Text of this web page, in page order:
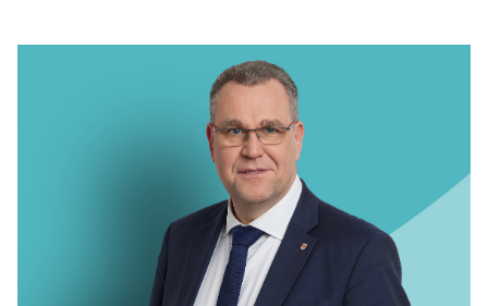
PARTEIGESCHICHTE
PARTEIGERICHT
IM LANDTAG
IN DER LANDESREGIERUNG
IM BUNDESTAG
IM EUROPÄISCHEN PARLAMENT
NEWSLETTER ABONNIEREN